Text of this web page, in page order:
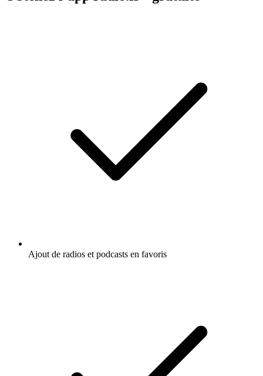
Ajout de radios et podcasts en favoris